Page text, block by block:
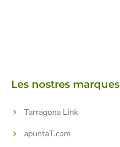
Les nostres marques
Tarragona Link
apuntaT.com